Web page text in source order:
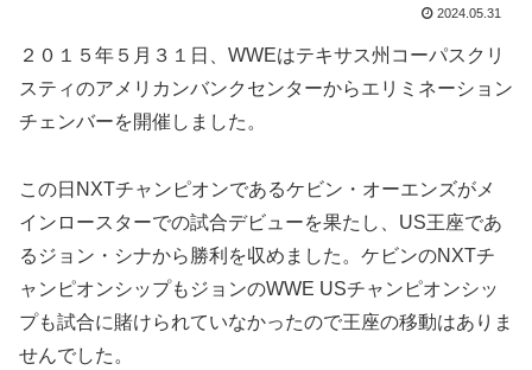
2024.05.31
２０１５年５月３１日、WWEはテキサス州コーパスクリ
スティのアメリカンバンクセンターからエリミネーション
チェンバーを開催しました。
この日NXTチャンピオンであるケビン・オーエンズがメ
インロースターでの試合デビューを果たし、US王座であ
るジョン・シナから勝利を収めました。ケビンのNXTチ
ャンピオンシップもジョンのWWE USチャンピオンシッ
プも試合に賭けられていなかったので王座の移動はありま
せんでした。